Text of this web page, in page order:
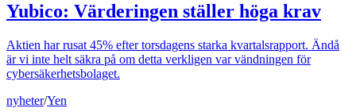
Yubico: Värderingen ställer höga krav
Aktien har rusat 45% efter torsdagens starka kvartalsrapport. Ändå
är vi inte helt säkra på om detta verkligen var vändningen för
cybersäkerhetsbolaget.
nyheter/Yen